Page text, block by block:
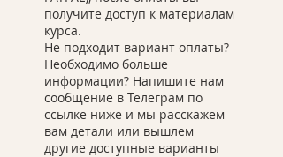
получите доступ к материалам
курса.
Не подходит вариант оплаты?
Необходимо больше
информации? Напишите нам
сообщение в Телеграм по
ссылке ниже и мы расскажем
вам детали или вышлем
другие доступные варианты